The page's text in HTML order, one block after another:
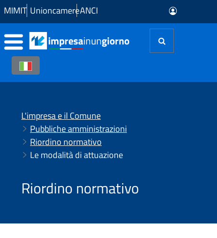
Skip to Main Content
MIMIT UnioncamereANCI
L'impresa e il Comune
Pubbliche amministrazioni
Riordino normativo
Le modalità di attuazione
Riordino normativo